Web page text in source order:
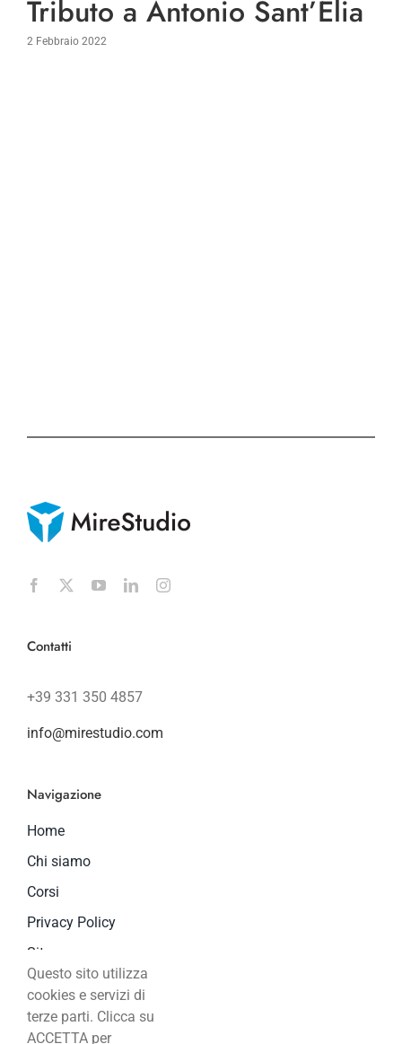
Tributo a Antonio Sant’Elia
2 Febbraio 2022
Contatti
+39 331 350 4857
info@mirestudio.com
Navigazione
Home
Chi siamo
Corsi
Privacy Policy
Sitemap
Copyright © 2019-2021 Mire Studio srl
P.IVA 10244180963
Questo sito utilizza
cookies e servizi di
terze parti. Clicca su
ACCETTA per